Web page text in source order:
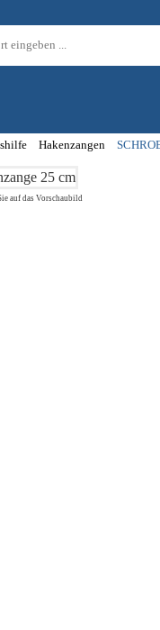
Hakenzangen
auf das Vorschaubild